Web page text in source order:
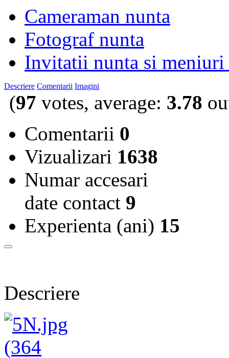
Cameraman nunta
Fotograf nunta
Invitatii nunta si meniuri
Descriere Comentarii Imagini
(97 votes, average: 3.78
Comentarii 0
Vizualizari 1638
Numar accesari
date contact 9
Experienta (ani) 15
Descriere